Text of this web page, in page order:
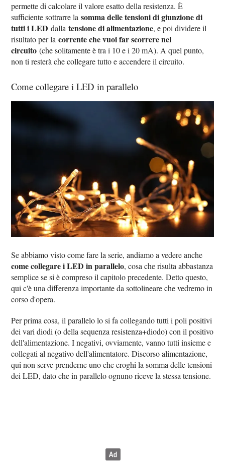
permette di calcolare il valore esatto della resistenza. È
sufficiente sottrarre lasomma delle tensioni di giunzione di
tutti i LED dallatensione di alimentazione, e poi dividere il
risultato per lacorrente che vuoi far scorrere nel
circuito (che solitamente è tra i 10 e i 20 mA). A quel punto,
non ti resterà che collegare tutto e accendere il circuito.
Come collegare i LED in parallelo
Se abbiamo visto come fare la serie, andiamo a vedere anche
come collegare i LED in parallelo, cosa che risulta abbastanza
semplice se si è compreso il capitolo precedente. Detto questo,
qui c'è una differenza importante da sottolineare che vedremo in
corso d'opera.
Per prima cosa, il parallelo lo si fa collegando tutti i poli positivi
dei vari diodi (o della sequenza resistenza+diodo) con il positivo
dell'alimentazione. I negativi, ovviamente, vanno tutti insieme e
collegati al negativo dell'alimentatore. Discorso alimentazione,
qui non serve prenderne uno che eroghi la somma delle tensioni
dei LED, dato che in parallelo ognuno riceve la stessa tensione.